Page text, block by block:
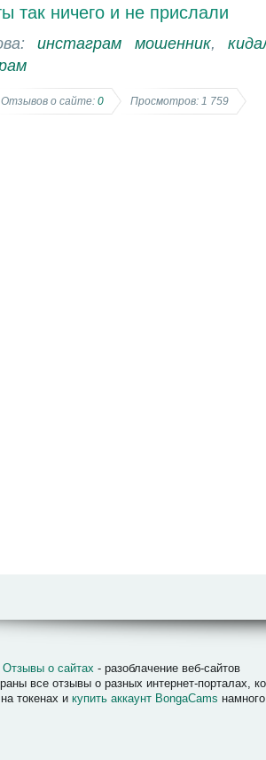
так ничего и не прислали
инстаграм мошенник,
Отзывов о сайте: 0 Просмотров: 1 759
Отзывы о сайтах - разоблачение веб-сайтов
все отзывы о разных интернет-
токенах и купить аккаунт BongaCams